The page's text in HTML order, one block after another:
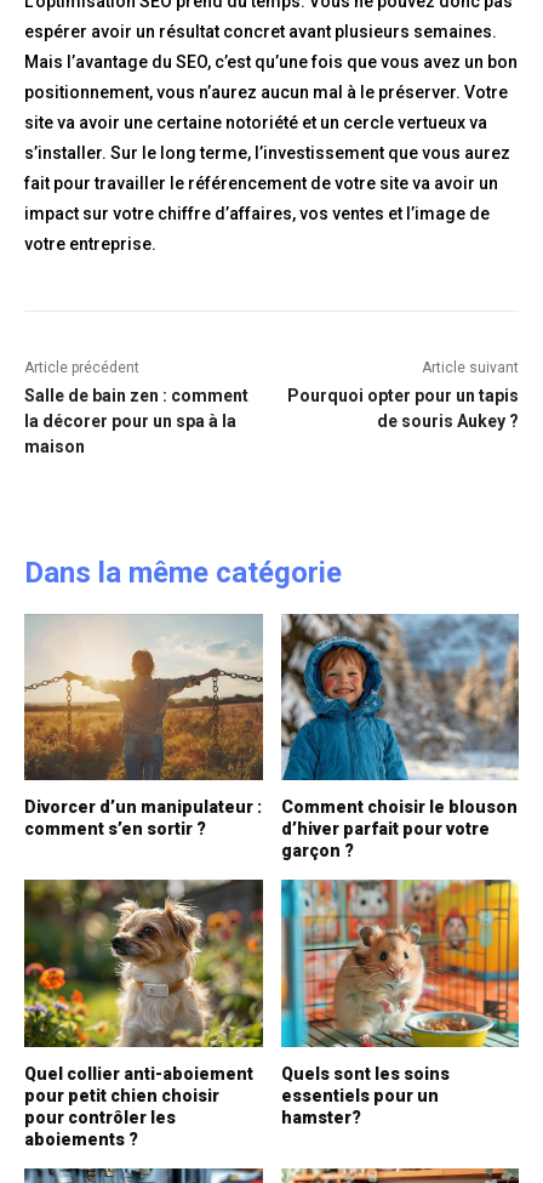
espérer avoir un résultat concret avant plusieurs semaines.
Mais l’avantage du SEO, c’est qu’une fois que vous avez un bon
positionnement, vous n’aurez aucun mal à le préserver. Votre
site va avoir une certaine notoriété et un cercle vertueux va
s’installer. Sur le long terme, l’investissement que vous aurez
fait pour travailler le référencement de votre site va avoir un
impact sur votre chiffre d’affaires, vos ventes et l’image de
votre entreprise.
Article précédent
Salle de bain zen : comment
la décorer pour un spa à la
maison
Article suivant
Pourquoi opter pour un tapis
de souris Aukey ?
Dans la même catégorie
Divorcer d’un manipulateur :
comment s’en sortir ?
Comment choisir le blouson
d’hiver parfait pour votre
garçon ?
Quel collier anti-aboiement
pour petit chien choisir
pour contrôler les
aboiements ?
Quels sont les soins
essentiels pour un
hamster?